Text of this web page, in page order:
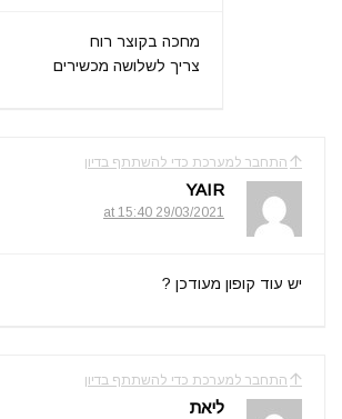
מחכה בקוצר רוח
צריך לשלושה מכשירים
התחבר למערכת כדי להשתתף בדיון
YAIR
29/03/2021 at 15:40
יש עוד קופון מעודכן ?
התחבר למערכת כדי להשתתף בדיון
ליאת